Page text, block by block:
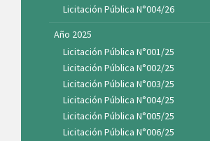
Licitación Pública N°004/26
Año 2025
Licitación Pública N°001/25
Licitación Pública N°002/25
Licitación Pública N°003/25
Licitación Pública N°004/25
Licitación Pública N°005/25
Licitación Pública N°006/25